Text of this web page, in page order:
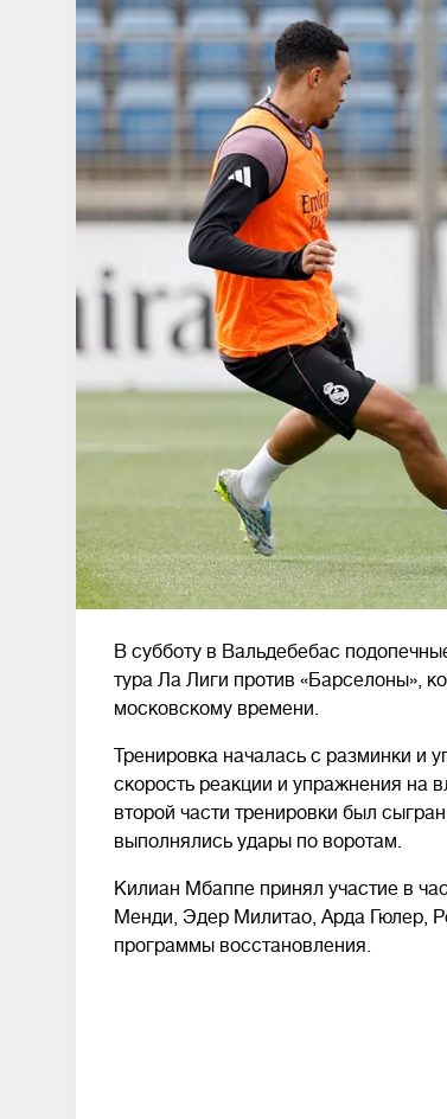
В субботу в Вальдебебас
тура Ла Лиги против «Барселоны»,
московскому времени.
Тренировка началась с разминки и
скорость реакции и упражнения
второй части тренировки был
выполнялись удары по воротам.
Килиан Мбаппе принял участие в
Менди, Эдер Милитао, Арда Гюлер,
программы восстановления.